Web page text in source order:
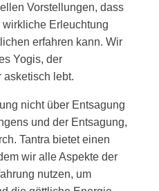
Vorstellungen, dass
Erleuchtung
erfahren kann. Wir
Yogis, der
asketisch lebt.
nicht über Entsagung
und der Entsagung,
Tantra bietet einen
wir alle Aspekte der
nutzen, um